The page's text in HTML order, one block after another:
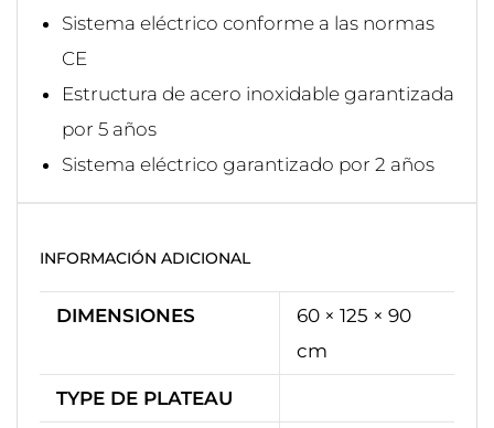
Sistema eléctrico conforme a las normas
CE
Estructura de acero inoxidable garantizada
por 5 años
Sistema eléctrico garantizado por 2 años
INFORMACIÓN ADICIONAL
DIMENSIONES
60 × 125 × 90
cm
TYPE DE PLATEAU